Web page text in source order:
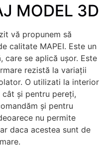
MODEL 3D
vă propunem să
calitate MAPEI. Este un
care se aplică ușor. Este
rezistă la variații
O utilizati la interior
și pentru pereți,
și pentru
nu permite
daca acestea sunt de